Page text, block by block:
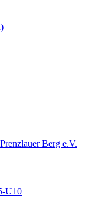
Berg e.V.
U10